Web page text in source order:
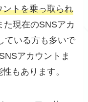
トを乗っ取られ
た現在のSNSアカ
ている方も多いで
アカウントま
もあります。